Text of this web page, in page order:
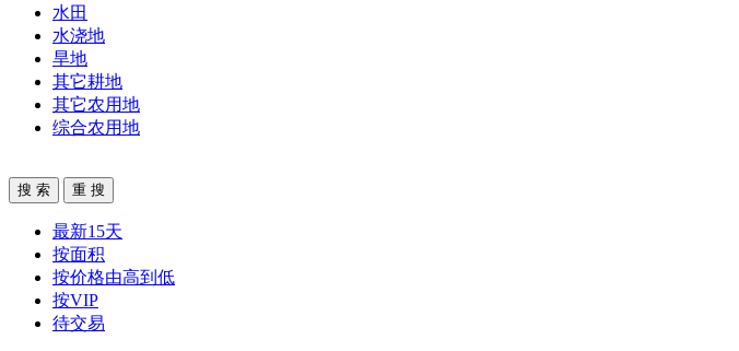
水田
水浇地
旱地
其它耕地
其它农用地
综合农用地
最新15天
按面积
按价格由高到低
按VIP
待交易